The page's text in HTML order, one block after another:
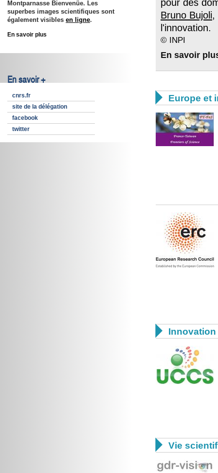
Montparnasse Bienvenüe. Les
superbes images scientifiques sont
également visibles en ligne.
En savoir plus
En savoir +
cnrs.fr
site de la délégation
facebook
twitter
pour des
Bruno Bujoli,
l'innovation.
© INPI
En savoir
 Europe et

 Vie